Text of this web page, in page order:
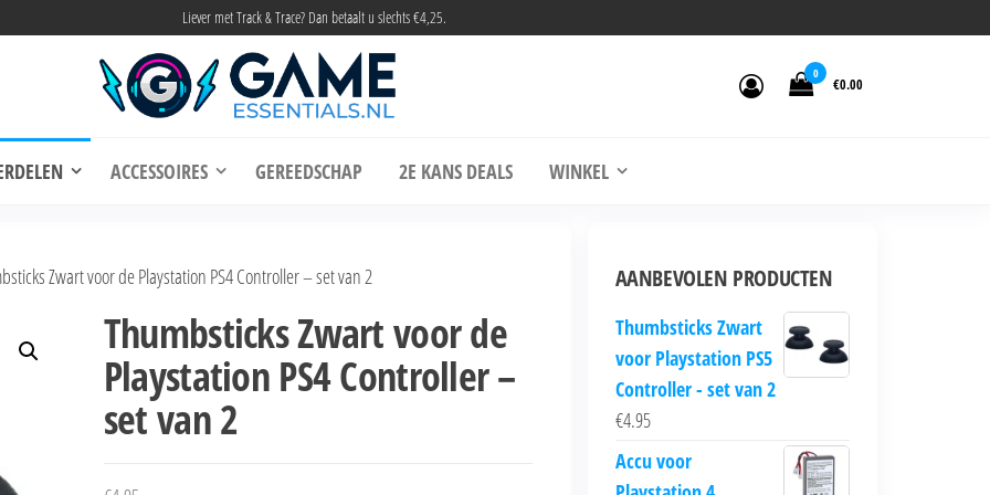
Liever met Track & Trace? Dan betaalt u slechts €4,25.
Essentials
0
€0.00
ACCESSOIRES GEREEDSCHAP 2E KANS DEALS WINKEL
Zwart voor de Playstation PS4 Controller – set van 2
Thumbsticks Zwart voor de
Playstation PS4 Controller –
set van 2
AANBEVOLEN PRODUCTEN
Thumbsticks Zwart
voor Playstation PS5
Controller - set van 2
€4.95
Accu voor